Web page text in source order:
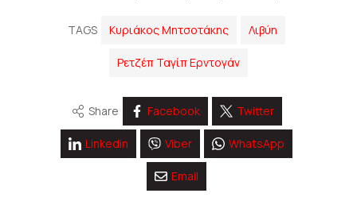
TAGS Κυριάκος Μητσοτάκης Λιβύη
Ρετζέπ Ταγίπ Ερντογάν
Share Facebook Twitter
Linkedin Viber WhatsApp
Email